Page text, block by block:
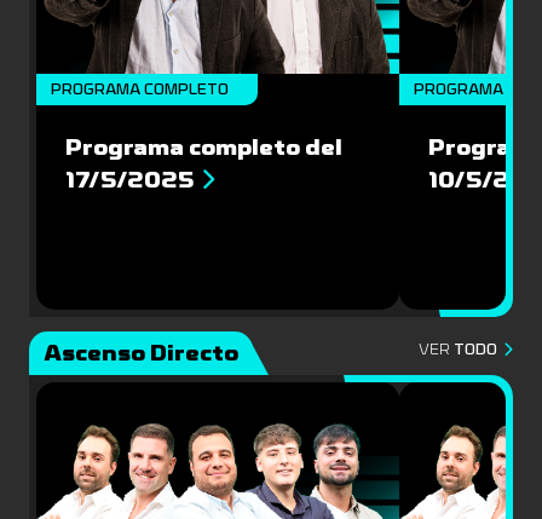
PROGRAMA COMPLETO
Programa completo del
17/5/2025
PROGRAMA
10/5/
Ascenso Directo VER TODO